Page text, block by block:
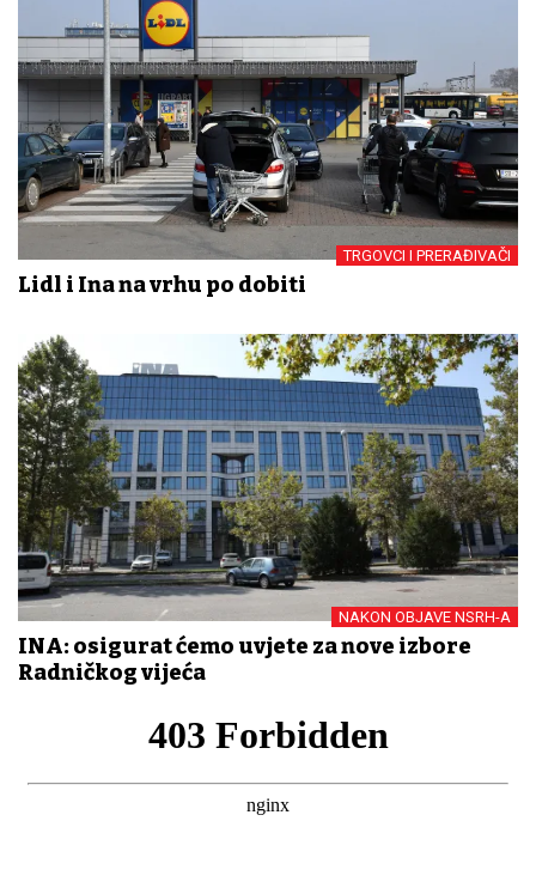
TRGOVCI I PRERAĐIVAČI
Lidl i Ina na vrhu po dobiti
NAKON OBJAVE NSRH-A
INA: osigurat ćemo uvjete za nove izbore
Radničkog vijeća